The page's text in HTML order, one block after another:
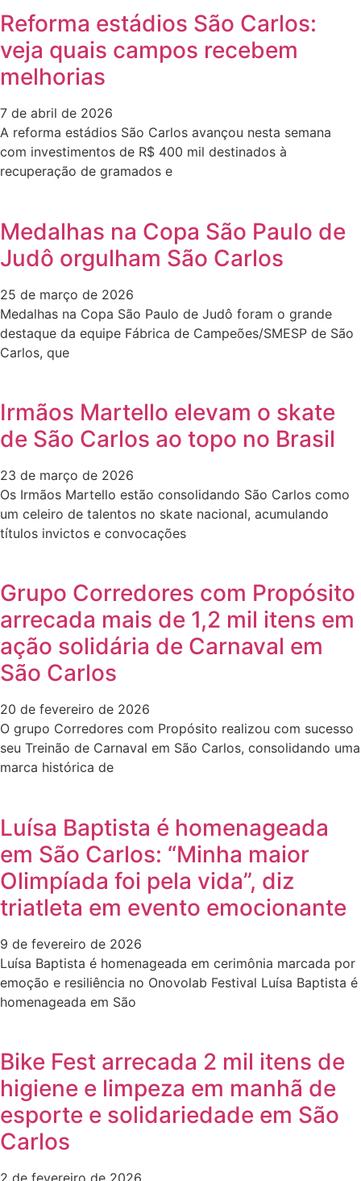
Reforma estádios São Carlos:
veja quais campos recebem
melhorias
7 de abril de 2026
A reforma estádios São Carlos avançou nesta semana
com investimentos de R$ 400 mil destinados à
recuperação de gramados e
Medalhas na Copa São Paulo de
Judô orgulham São Carlos
25 de março de 2026
Medalhas na Copa São Paulo de Judô foram o grande
destaque da equipe Fábrica de Campeões/SMESP de São
Carlos, que
Irmãos Martello elevam o skate
de São Carlos ao topo no Brasil
23 de março de 2026
Os Irmãos Martello estão consolidando São Carlos como
um celeiro de talentos no skate nacional, acumulando
títulos invictos e convocações
Grupo Corredores com Propósito
arrecada mais de 1,2 mil itens em
ação solidária de Carnaval em
São Carlos
20 de fevereiro de 2026
O grupo Corredores com Propósito realizou com sucesso
seu Treinão de Carnaval em São Carlos, consolidando uma
marca histórica de
Luísa Baptista é homenageada
em São Carlos: “Minha maior
Olimpíada foi pela vida”, diz
triatleta em evento emocionante
9 de fevereiro de 2026
Luísa Baptista é homenageada em cerimônia marcada por
emoção e resiliência no Onovolab Festival Luísa Baptista é
homenageada em São
Bike Fest arrecada 2 mil itens de
higiene e limpeza em manhã de
esporte e solidariedade em São
Carlos